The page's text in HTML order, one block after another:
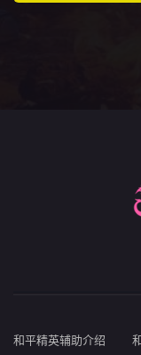
和平精英辅助介绍